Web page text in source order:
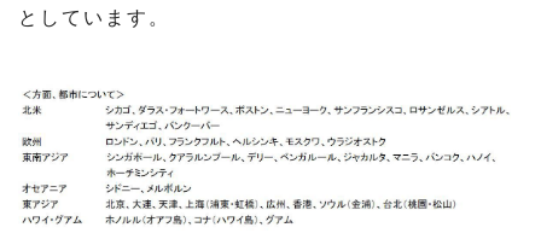
としています。